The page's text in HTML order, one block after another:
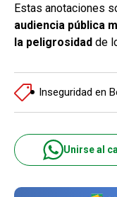
Estas anotaciones
audiencia pública
la peligrosidad de
Inseguridad en
Unirse al